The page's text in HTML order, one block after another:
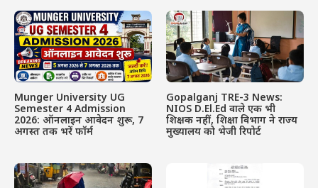
Munger University UG
Semester 4 Admission
2026: ऑनलाइन आवेदन शुरू, 7
अगस्त तक भरें फॉर्म
Gopalganj TRE-3 News:
NIOS D.El.Ed वाले एक भी
शिक्षक नहीं, शिक्षा विभाग ने राज्य
मुख्यालय को भेजी रिपोर्ट